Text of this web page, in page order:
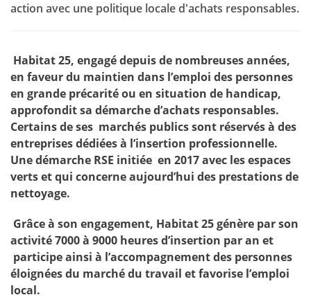
action avec une politique locale d'achats responsables.
Habitat 25, engagé depuis de nombreuses années,
en faveur du maintien dans l’emploi des personnes
en grande précarité ou en situation de handicap,
approfondit sa démarche d’achats responsables.
Certains de ses marchés publics sont réservés à des
entreprises dédiées à l’insertion professionnelle.
Une démarche RSE initiée en 2017 avec les espaces
verts et qui concerne aujourd’hui des prestations de
nettoyage.
Grâce à son engagement, Habitat 25 génère par son
activité 7000 à 9000 heures d’insertion par an et
participe ainsi à l’accompagnement des personnes
éloignées du marché du travail et favorise l’emploi
local.